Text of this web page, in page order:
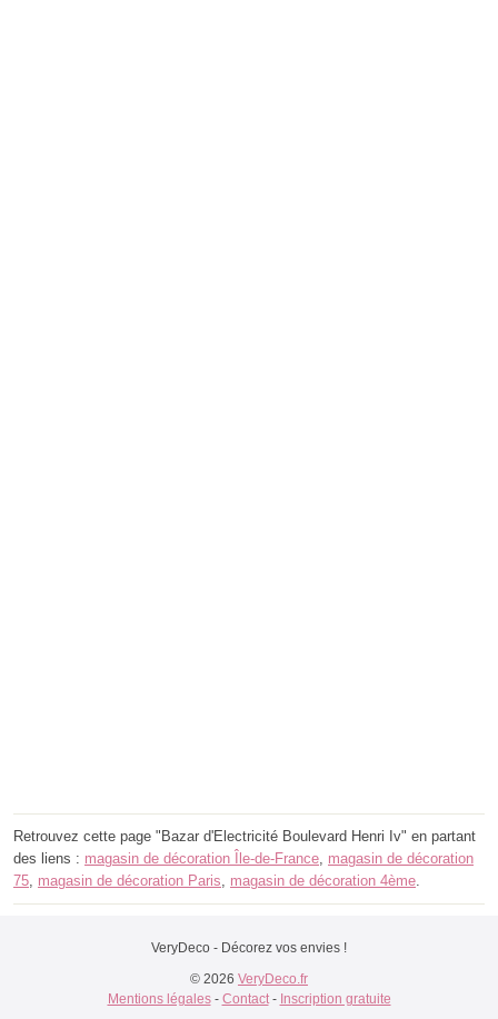
Retrouvez cette page "Bazar d'Electricité Boulevard Henri Iv" en partant
des liens : magasin de décoration Île-de-France magasin de décoration
75 magasin de décoration Paris magasin de décoration 4ème
VeryDeco - Décorez vos envies !
© 2026 VeryDeco.fr
Mentions légales- Contact- Inscription gratuite